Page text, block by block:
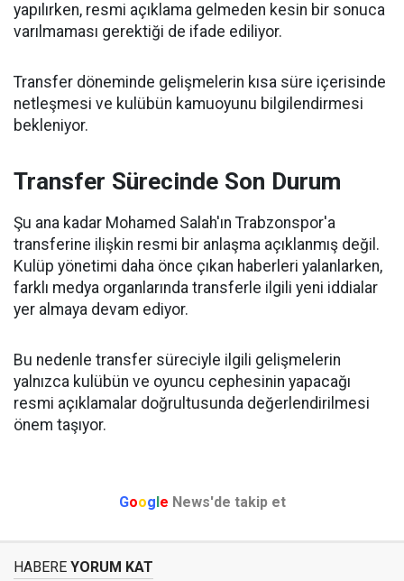
yapılırken, resmi açıklama gelmeden kesin bir sonuca
varılmaması gerektiği de ifade ediliyor.
Transfer döneminde gelişmelerin kısa süre içerisinde
netleşmesi ve kulübün kamuoyunu bilgilendirmesi
bekleniyor.
Transfer Sürecinde Son Durum
Şu ana kadar Mohamed Salah'ın Trabzonspor'a
transferine ilişkin resmi bir anlaşma açıklanmış değil.
Kulüp yönetimi daha önce çıkan haberleri yalanlarken,
farklı medya organlarında transferle ilgili yeni iddialar
yer almaya devam ediyor.
Bu nedenle transfer süreciyle ilgili gelişmelerin
yalnızca kulübün ve oyuncu cephesinin yapacağı
resmi açıklamalar doğrultusunda değerlendirilmesi
önem taşıyor.
Goog e News'de takip et
HABERE YORUM KAT